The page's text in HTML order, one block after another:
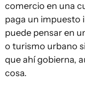
comercio en una
paga un impuesto
puede pensar en
o turismo urbano
que ahí gobierna,
cosa.